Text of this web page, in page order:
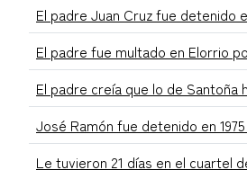
El padre Juan Cruz fue detenido
El padre fue multado en Elorrio
El padre creía que lo de
José Ramón fue detenido en
Le tuvieron 21 días en el cuartel